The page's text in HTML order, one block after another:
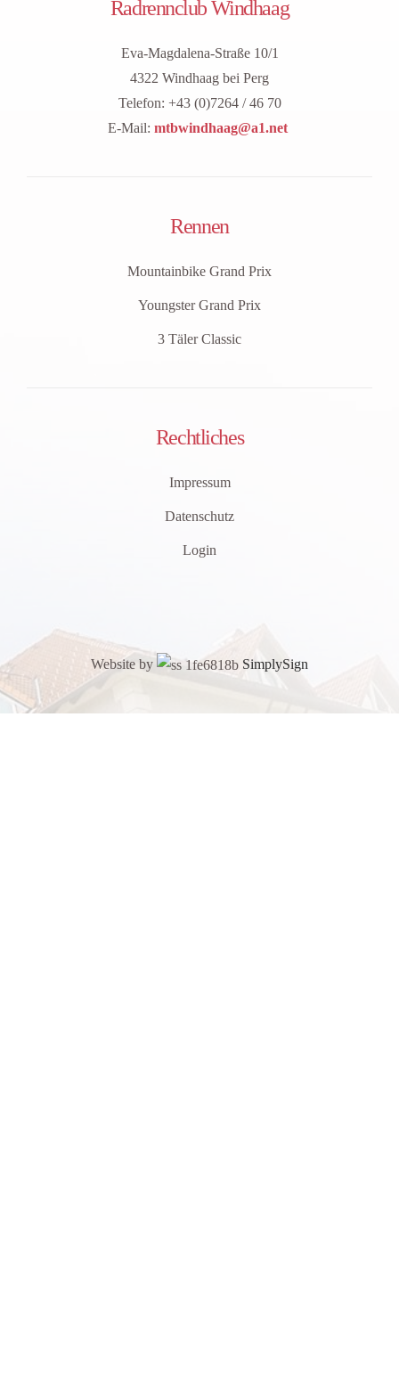
Radrennclub Windhaag
Eva-Magdalena-Straße 10/1
4322 Windhaag bei Perg
Telefon: +43 (0)7264 / 46 70
E-Mail: mtbwindhaag@a1.net
Rennen
Mountainbike Grand Prix
Youngster Grand Prix
3 Täler Classic
Rechtliches
Impressum
Datenschutz
Login
Website by SimplySign